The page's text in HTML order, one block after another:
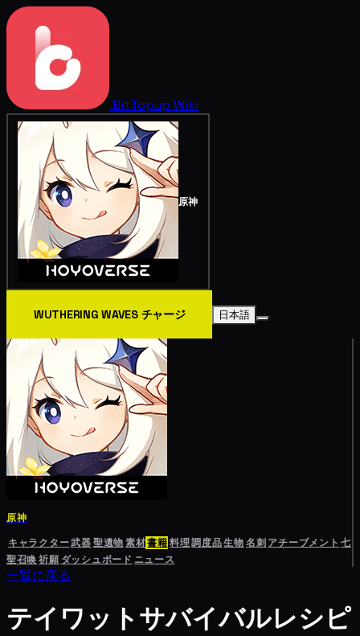
BitTopup Wiki
原神
WUTHERING WAVES チャージ 日本語
原神
キャラクター武器聖遺物素材書籍料理調度品生物名刺 アチーブメント 七
聖召喚祈願 ダッシュボード ニュース
一覧に戻る
テイワットサバイバルレシピ